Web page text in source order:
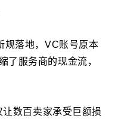
规落地，VC账号原本
了服务商的现金流，
数百卖家承受巨额损